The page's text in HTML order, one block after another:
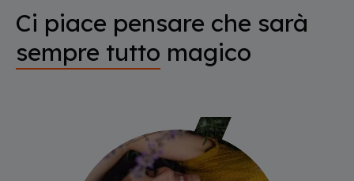
Ci piace pensare che sarà
sempre tutto magico